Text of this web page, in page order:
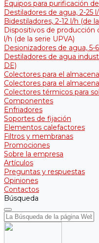
Equipos para purificación
Destiladores de agua, 2-25
Bidestiladores, 2-12 l/h (de
Dispositivos de producción
l/h (de la serie UPVA)
Desionizadores de agua, 5-
Destiladores de agua
DE)
Colectores para el
Colectores para el
Colectores térmicos para
Componentes
Enfriadores
Soportes de fijación
Elementos calefactores
Filtros y membranas
Promociones
Sobre la empresa
Artículos
Preguntas y respuestas
Opiniones
Contactos
Búsqueda